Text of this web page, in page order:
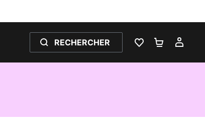
RECHERCHER
LISTE DEPANIER 0